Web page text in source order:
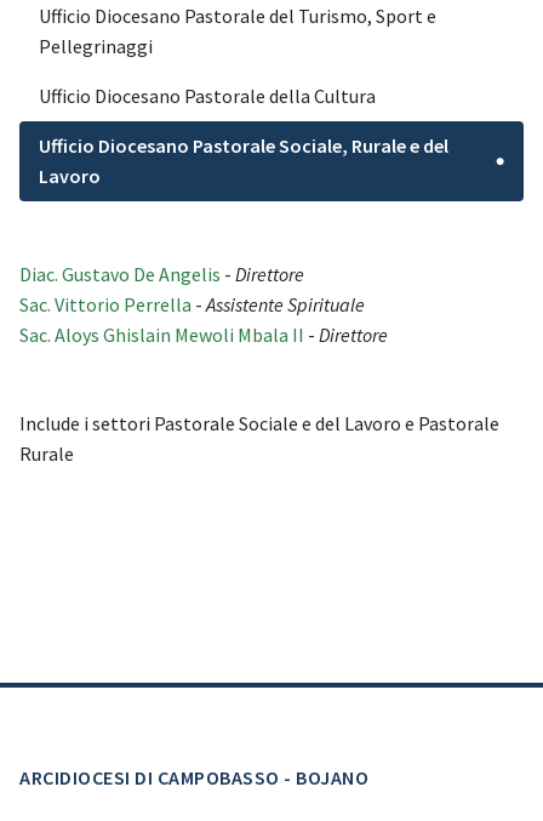
Diac. Gustavo De Angelis - Direttore
Sac. Vittorio Perrella -Assistente Spirituale
Sac. Aloys Ghislain Mewoli Mbala II - Direttore
Include i settori Pastorale Sociale e del Lavoro e Pastorale
Rurale
Ufficio Diocesano Pastorale del Turismo, Sport e
Pellegrinaggi
Ufficio Diocesano Pastorale della Cultura
Ufficio Diocesano Pastorale Sociale, Rurale e del
Lavoro
●
ARCIDIOCESI DI CAMPOBASSO - BOJANO